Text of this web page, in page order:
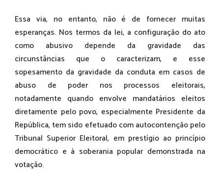
Essa via, no entanto, não é de fornecer muitas
esperanças. Nos termos da lei, a configuração do ato
como abusivo depende da gravidade das
circunstâncias que o caracterizam, e esse
sopesamento da gravidade da conduta em casos de
abuso de poder nos processos eleitorais,
notadamente quando envolve mandatários eleitos
diretamente pelo povo, especialmente Presidente da
República, tem sido efetuado com autocontenção pelo
Tribunal Superior Eleitoral, em prestígio ao princípio
democrático e à soberania popular demonstrada na
votação.